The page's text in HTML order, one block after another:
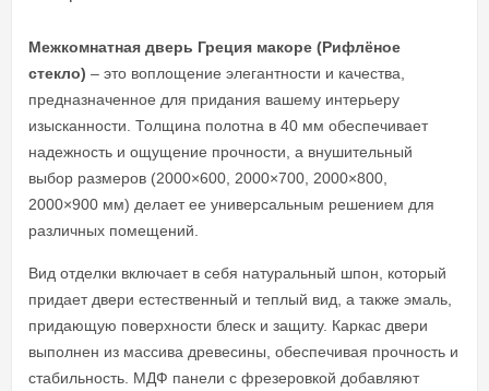
Межкомнатная дверь Греция макоре (Рифлёное
стекло) – это воплощение элегантности и качества,
предназначенное для придания вашему интерьеру
изысканности. Толщина полотна в 40 мм обеспечивает
надежность и ощущение прочности, а внушительный
выбор размеров (2000×600, 2000×700, 2000×800,
2000×900 мм) делает ее универсальным решением для
различных помещений.
Вид отделки включает в себя натуральный шпон, который
придает двери естественный и теплый вид, а также эмаль,
придающую поверхности блеск и защиту. Каркас двери
выполнен из массива древесины, обеспечивая прочность и
стабильность. МДФ панели с фрезеровкой добавляют